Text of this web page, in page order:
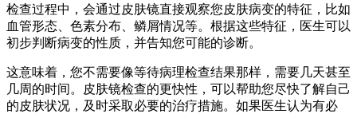
检查过程中，会通过皮肤镜直接观察您皮肤病变的特征，比如
血管形态、色素分布、鳞屑情况等。根据这些特征，医生可以
初步判断病变的性质，并告知您可能的诊断。
这意味着，您不需要像等待病理检查结果那样，需要几天甚至
几周的时间。皮肤镜检查的更快性，可以帮助您尽快了解自己
的皮肤状况，及时采取必要的治疗措施。如果医生认为有必